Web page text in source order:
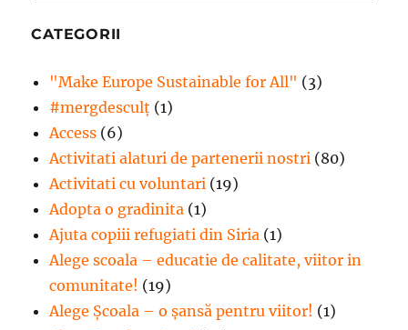
CATEGORII
"Make Europe Sustainable for All" (3)
#mergdesculţ (1)
Access (6)
Activitati alaturi de partenerii nostri (80)
Activitati cu voluntari (19)
Adopta o gradinita (1)
Ajuta copiii refugiati din Siria (1)
Alege scoala – educatie de calitate, viitor in
comunitate! (19)
Alege Şcoala – o şansă pentru viitor! (1)